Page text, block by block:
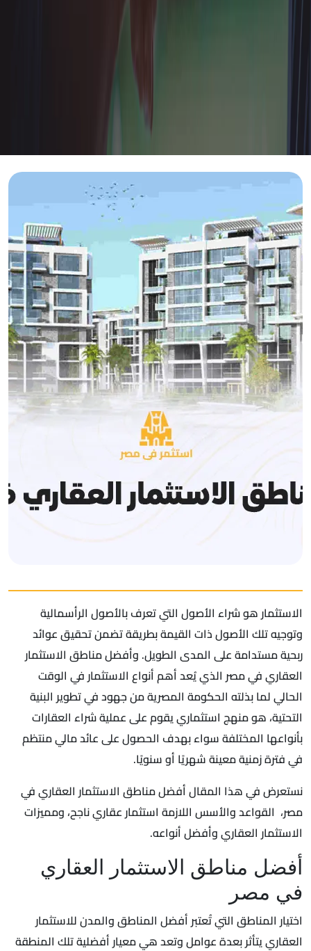
الاستثمار هو شراء الأصول التي تعرف بالأصول الرأسمالية
وتوجيه تلك الأصول ذات القيمة بطريقة تضمن تحقيق عوائد
ربحية مستدامة على المدى الطويل. وأفضل مناطق الاستثمار
العقاري في مصر الذي يُعد أهم أنواع الاستثمار في الوقت
الحالي لما بذلته الحكومة المصرية من جهود في تطوير البنية
التحتية، هو منهج استثماري يقوم على عملية شراء العقارات
بأنواعها المختلفة سواء بهدف الحصول على عائد مالي منتظم
في فترة زمنية معينة شهريًا أو سنويًا.
نستعرض في هذا المقال أفضل مناطق الاستثمار العقاري في
مصر، القواعد والأسس اللازمة استثمار عقاري ناجح، ومميزات
الاستثمار العقاري وأفضل أنواعه.
أفضل مناطق الاستثمار العقاري
في مصر
اختيار المناطق التي تُعتبر أفضل المناطق والمدن للاستثمار
العقاري يتأثر بعدة عوامل وتعد هي معيار أفضلية تلك المنطقة